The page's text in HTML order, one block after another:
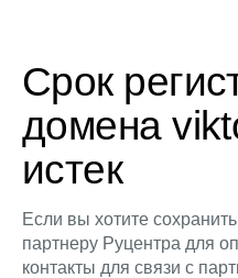
Срок
домена
истек
Если вы хотите
партнеру Руцентра для
контакты для связи с